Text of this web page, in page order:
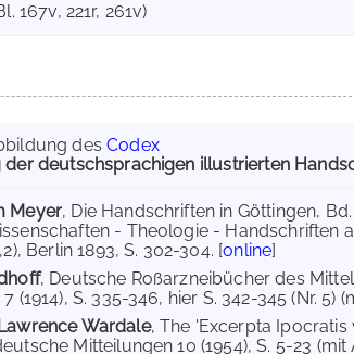
167v, 221r, 261v)
desCodex
der deutschsprachigen illustrierten
Meyer, Die Handschriften in Göttingen,
- Theologie - Handschriften
Berlin 1893, S. 302-304. [online]
, Deutsche Roßarzneibücher des
(1914), S. 335-346, hier S. 342-345 (Nr.
Wardale, The 'Excerpta Ipocratis
Mitteilungen 10 (1954), S. 5-23